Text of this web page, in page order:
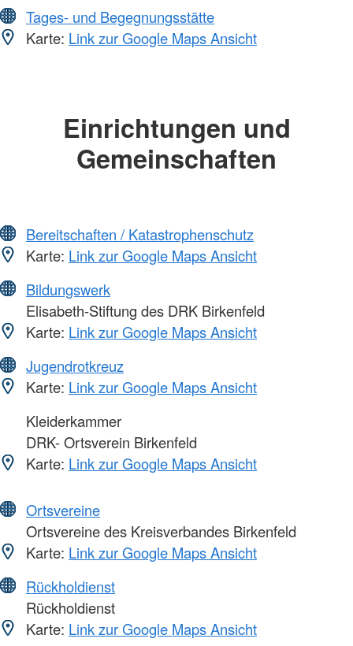
Tages- und Begegnungsstätte
Karte: Link zur Google Maps Ansicht
Einrichtungen und
Gemeinschaften
Bereitschaften / Katastrophenschutz
Karte: Link zur Google Maps Ansicht
Bildungswerk
Elisabeth-Stiftung des DRK Birkenfeld
Karte: Link zur Google Maps Ansicht
Jugendrotkreuz
Karte: Link zur Google Maps Ansicht
Kleiderkammer
DRK- Ortsverein Birkenfeld
Karte: Link zur Google Maps Ansicht
Ortsvereine
Ortsvereine des Kreisverbandes Birkenfeld
Karte: Link zur Google Maps Ansicht
Rückholdienst
Rückholdienst
Karte: Link zur Google Maps Ansicht